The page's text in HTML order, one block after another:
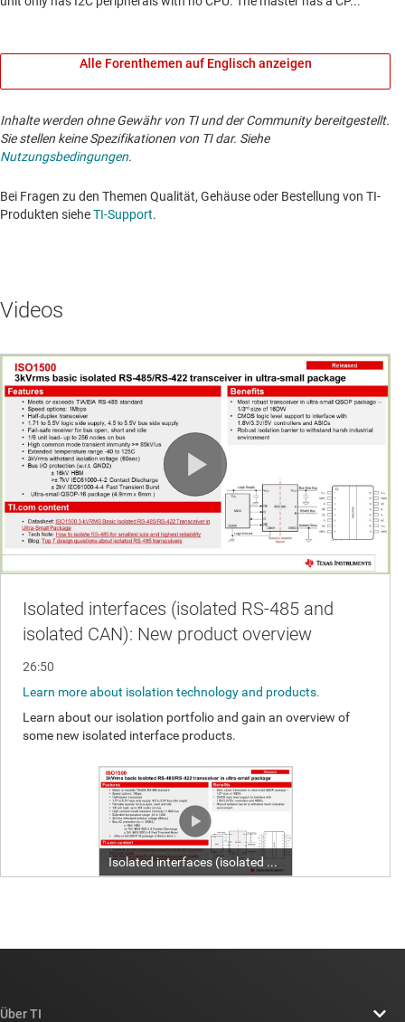
Alle Forenthemen auf Englisch anzeigen
Inhalte werden ohne Gewähr von TI und der Community bereitgestellt.
Sie stellen keine Spezifikationen von TI dar. Siehe
Nutzungsbedingungen.
Bei Fragen zu den Themen Qualität, Gehäuse oder Bestellung von TI-
Produkten sieheTI-Support. ​​​​​​​​​​​​​​
Videos
Über TI